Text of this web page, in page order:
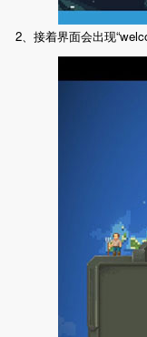
2、接着界面会出现